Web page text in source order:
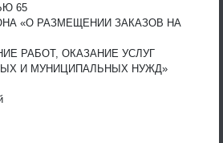
65
«О РАЗМЕЩЕНИИ ЗАКАЗОВ НА
РАБОТ, ОКАЗАНИЕ УСЛУГ
И МУНИЦИПАЛЬНЫХ НУЖД»